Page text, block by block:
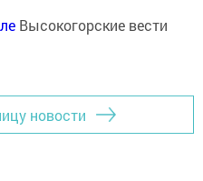
Высокогорские вести
новости